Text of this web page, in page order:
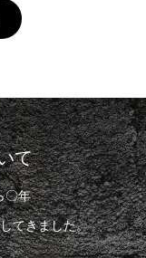
て
〇年
てきました。